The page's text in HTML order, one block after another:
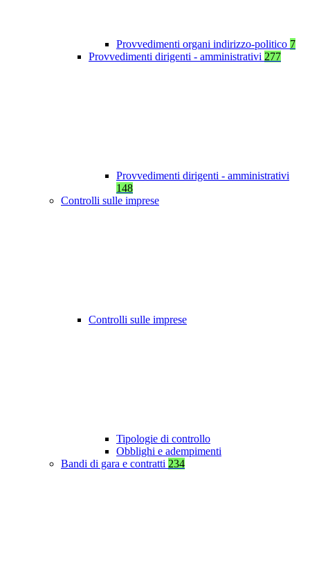
Provvedimenti organi indirizzo-politico 7
Provvedimenti dirigenti - amministrativi 277
Provvedimenti dirigenti - amministrativi
148
Controlli sulle imprese
Controlli sulle imprese
Tipologie di controllo
Obblighi e adempimenti
Bandi di gara e contratti 234